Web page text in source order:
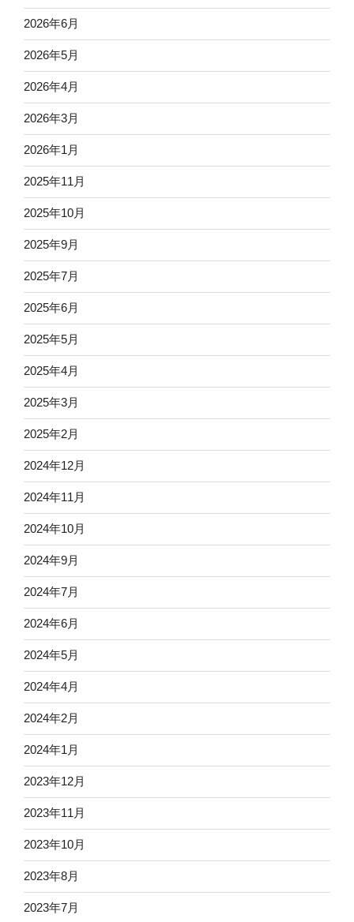
2026年6月
2026年5月
2026年4月
2026年3月
2026年1月
2025年11月
2025年10月
2025年9月
2025年7月
2025年6月
2025年5月
2025年4月
2025年3月
2025年2月
2024年12月
2024年11月
2024年10月
2024年9月
2024年7月
2024年6月
2024年5月
2024年4月
2024年2月
2024年1月
2023年12月
2023年11月
2023年10月
2023年8月
2023年7月